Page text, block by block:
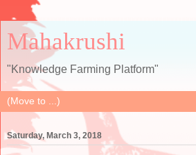
Mahakrushi
"Knowledge Farming Platform"
Saturday, March 3, 2018